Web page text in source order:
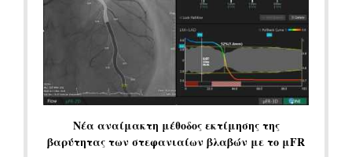
Νέα αναίμακτη μέθοδος εκτίμησης της
βαρύτητας των στεφανιαίων βλαβών με το μFR